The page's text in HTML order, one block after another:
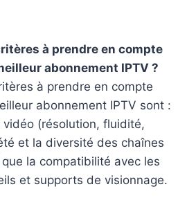
à prendre en compte
abonnement IPTV ?
à prendre en compte
abonnement IPTV sont :
(résolution, fluidité,
et la diversité des chaînes
la compatibilité avec les
et supports de visionnage.